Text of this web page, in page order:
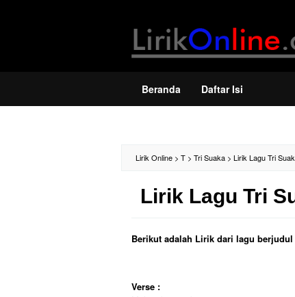
Beranda Daftar Isi
Lirik Online > T > Tri Suaka > Lirik Lagu Tri
Lirik Lagu Tri
Berikut adalah Lirik dari lagu
Verse :